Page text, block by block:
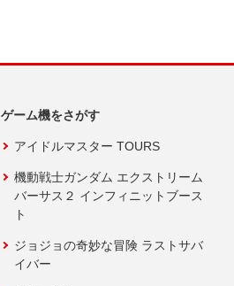
ゲーム機をさがす
アイドルマスター TOURS
機動戦士ガンダム エクストリーム
バーサス２ インフィニットブース
ト
ジョジョの奇妙な冒険 ラストサバ
イバー